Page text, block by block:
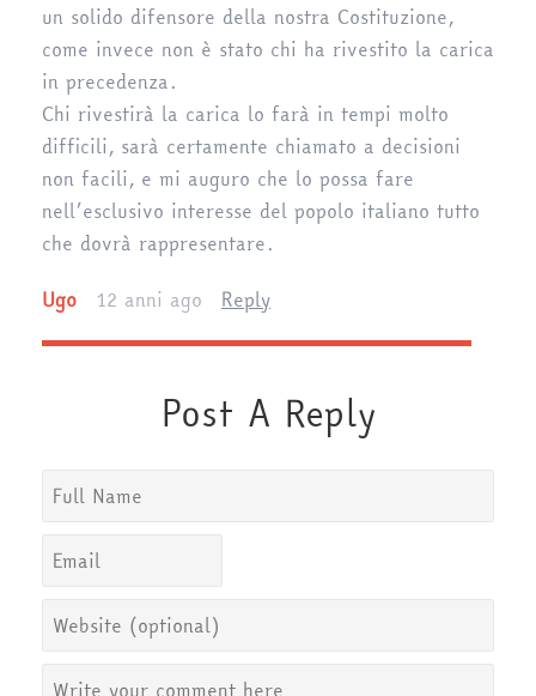
un solido difensore della nostra Costituzione,
come invece non è stato chi ha rivestito la carica
in precedenza.
Chi rivestirà la carica lo farà in tempi molto
difficili, sarà certamente chiamato a decisioni
non facili, e mi auguro che lo possa fare
nell’esclusivo interesse del popolo italiano tutto
che dovrà rappresentare.
Ugo
12 anni ago Reply
Post A Reply